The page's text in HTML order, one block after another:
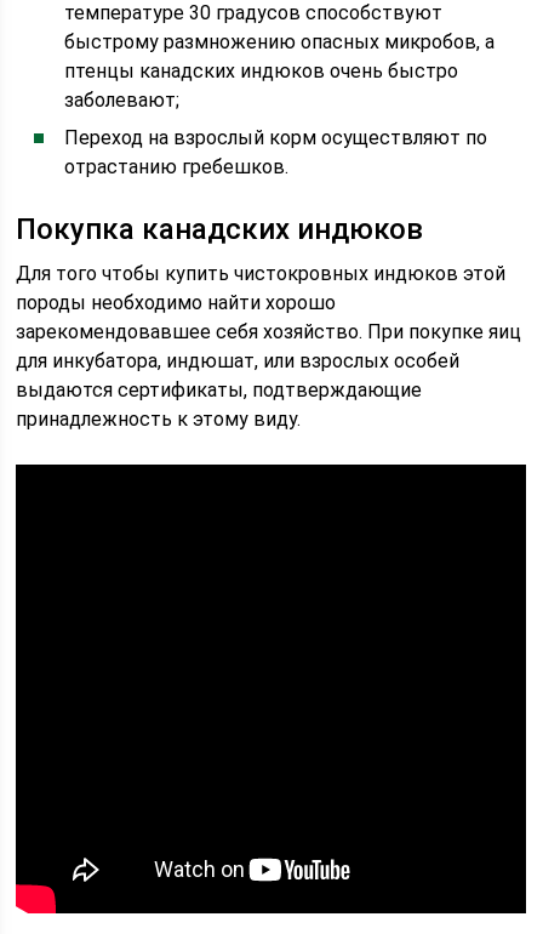
температуре 30 градусов способствуют
быстрому размножению опасных микробов, а
птенцы канадских индюков очень быстро
заболевают;
Переход на взрослый корм осуществляют по
отрастанию гребешков.
Покупка канадских индюков
Для того чтобы купить чистокровных индюков этой
породы необходимо найти хорошо
зарекомендовавшее себя хозяйство. При покупке яиц
для инкубатора, индюшат, или взрослых особей
выдаются сертификаты, подтверждающие
принадлежность к этому виду.